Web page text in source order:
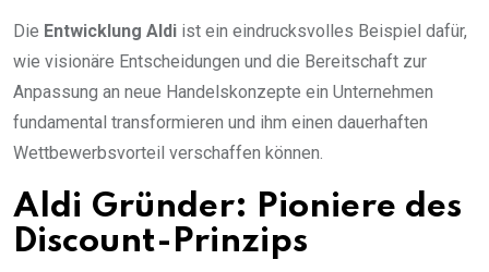
Die Entwicklung Aldi ist ein eindrucksvolles Beispiel dafür,
wie visionäre Entscheidungen und die Bereitschaft zur
Anpassung an neue Handelskonzepte ein Unternehmen
fundamental transformieren und ihm einen dauerhaften
Wettbewerbsvorteil verschaffen können.
Aldi Gründer: Pioniere des
Discount-Prinzips